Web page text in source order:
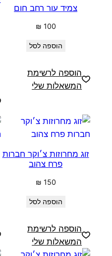
צמיד עור רחב חום
₪ 100
הוספה לסל
הוספה לרשימת
המשאלות שלי
זוג מחרוזות צ׳וקר חברות
פרח צהוב
₪ 150
הוספה לסל
הוספה לרשימת
המשאלות שלי